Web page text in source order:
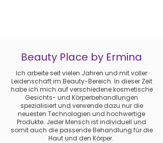
Beauty Place by Ermina
Ich arbeite seit vielen Jahren und mit voller
Leidenschaft im Beauty-Bereich. In dieser Zeit
habe ich mich auf verschiedene kosmetische
Gesichts- und Körperbehandlungen
spezialisiert und verwende dazu nur die
neuesten Technologien und hochwertige
Produkte. Jeder Mensch ist individuell und
somit auch die passende Behandlung für die
Haut und den Körper.